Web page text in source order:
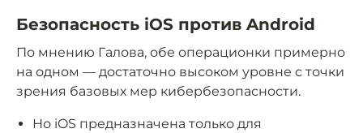
Безопасность iOS против Android
По мнению Галова, обе операционки примерно
на одном — достаточно высоком уровне с точки
зрения базовых мер кибербезопасности.
Но iOS предназначена только для